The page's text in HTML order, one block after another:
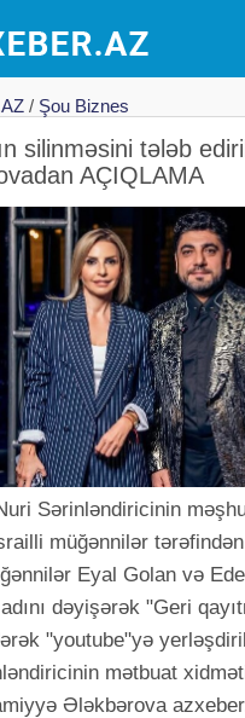
/ Şou Biznes
silinməsini tələb
AÇIQLAMA
Sərinləndiricinin
müğənnilər
Eyal Golan və
adını dəyişərək "Geri
"youtube"yə
mətbuat
Ələkbərova